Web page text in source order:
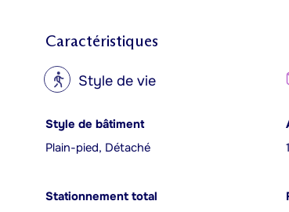
Caractéristiques
? Style de vie
Style de bâtiment
Plain-pied, Détaché
Stationnement total